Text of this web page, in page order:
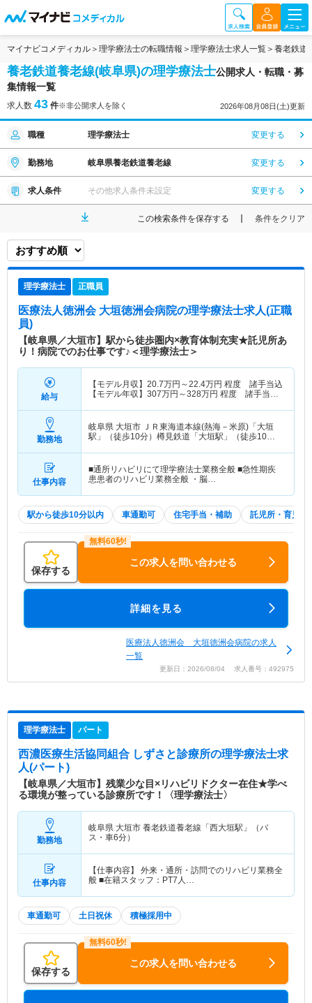
マイナビコメディカル 理学療法士の転職情報 理学療法士求人一覧 養老鉄道
養老鉄道養老線(岐阜県)の理学療法士公開求人・転職・募
集情報一覧
求人数 43 件※非公開求人を除く 2026年08月08日(土)更新
職種 理学療法士 変更する
勤務地 岐阜県養老鉄道養老線 変更する
求人条件 その他求人条件未設定 変更する
この検索条件を保存する 条件をクリア
理学療法士 正職員
医療法人徳洲会 大垣徳洲会病院の理学療法士求人(正職
員)
【岐阜県／大垣市】駅から徒歩圏内×教育体制充実★託児所あ
り！病院でのお仕事です♪＜理学療法士＞
給与
【モデル月収】 20.7万円～22.4万円 程度 諸手当込
【モデル年収】 307万円～328万円 程度 諸手当・
勤務地
岐阜県 大垣市 ＪＲ東海道本線(熱海－米原)「大垣
駅」（徒歩10分）樽見鉄道「大垣駅」（徒歩10
仕事内容
■通所リハビリにて理学療法士業務全般 ■急性期疾
患患者のリハビリ業務全般 ・脳…
駅から徒歩10分以内 車通勤可 住宅手当・補助 託児所・育児補
保存する
この求人を問い合わせる
詳細を見る
医療法人徳洲会 大垣徳洲会病院の求人
一覧
更新日：2026/08/04 求人番号：492975
理学療法士 パート
西濃医療生活協同組合 しずさと診療所の理学療法士求
人(パート)
【岐阜県／大垣市】残業少な目×リハビリドクター在住★学べ
る環境が整っている診療所です！〈理学療法士〉
勤務地
岐阜県 大垣市 養老鉄道養老線「西大垣駅」（バ
ス・車6分）
仕事内容
【仕事内容】 外来・通所・訪問でのリハビリ業務全
般 ■在籍スタッフ：PT7人…
車通勤可 土日祝休 積極採用中
保存する
この求人を問い合わせる